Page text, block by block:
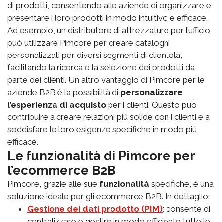
di prodotti, consentendo alle aziende di organizzare e
presentare i loro prodotti in modo intuitivo e efficace.
Ad esempio, un distributore di attrezzature per l’ufficio
può utilizzare Pimcore per creare cataloghi
personalizzati per diversi segmenti di clientela,
facilitando la ricerca e la selezione dei prodotti da
parte dei clienti. Un altro vantaggio di Pimcore per le
aziende B2B è la possibilità di personalizzare
l’esperienza di acquisto per i clienti. Questo può
contribuire a creare relazioni più solide con i clienti e a
soddisfare le loro esigenze specifiche in modo più
efficace.
Le funzionalità di Pimcore per
l’ecommerce B2B
Pimcore, grazie alle sue funzionalità specifiche, è una
soluzione ideale per gli ecommerce B2B. In dettaglio:
Gestione dei dati prodotto (PIM): consente di